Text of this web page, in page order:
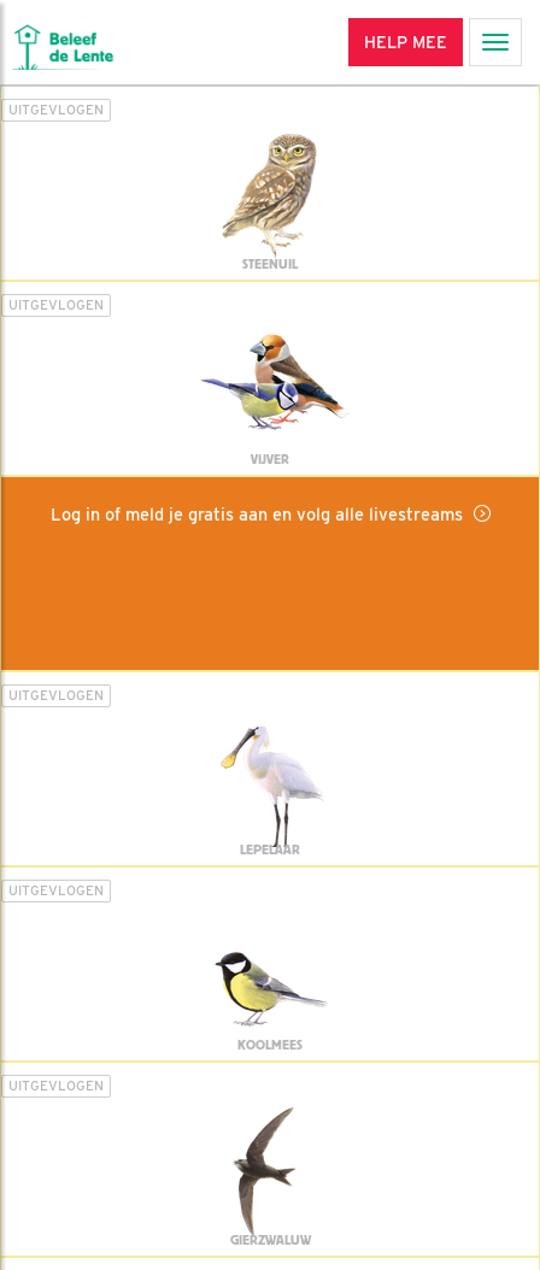
HELP MEE
UITGEVLOGEN
STEENUIL
UITGEVLOGEN
VIJVER
Log in of meld je gratis aan en volg alle livestreams
UITGEVLOGEN
LEPELAAR
UITGEVLOGEN
KOOLMEES
UITGEVLOGEN
GIERZWALUW